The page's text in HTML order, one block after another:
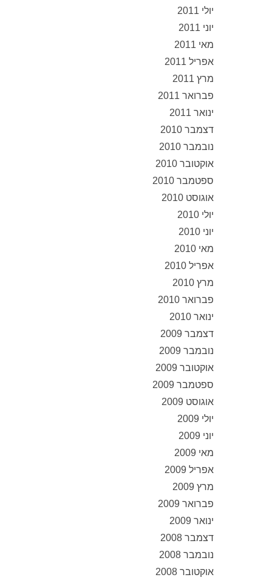
יולי 2011
יוני 2011
מאי 2011
אפריל 2011
מרץ 2011
פברואר 2011
ינואר 2011
דצמבר 2010
נובמבר 2010
אוקטובר 2010
ספטמבר 2010
אוגוסט 2010
יולי 2010
יוני 2010
מאי 2010
אפריל 2010
מרץ 2010
פברואר 2010
ינואר 2010
דצמבר 2009
נובמבר 2009
אוקטובר 2009
ספטמבר 2009
אוגוסט 2009
יולי 2009
יוני 2009
מאי 2009
אפריל 2009
מרץ 2009
פברואר 2009
ינואר 2009
דצמבר 2008
נובמבר 2008
אוקטובר 2008